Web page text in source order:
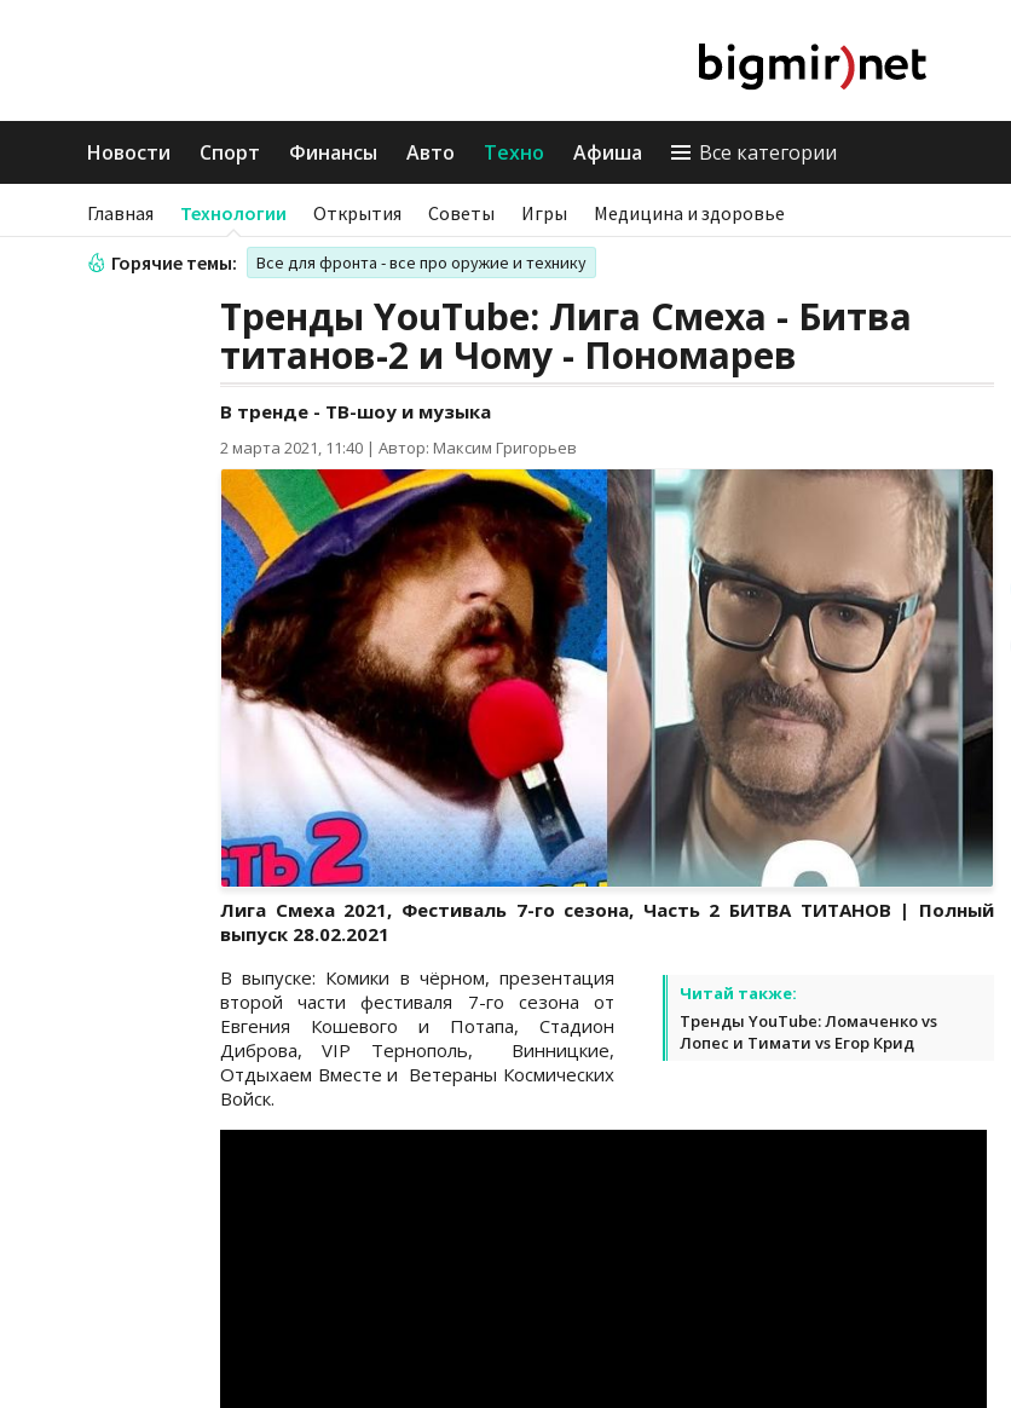
Новости Спорт Финансы Авто Техно Афиша Все категории
Главная Технологии Открытия Советы Игры Медицина и здоровье
Горячие темы: Все для фронта - все про оружие и технику
Тренды YouTube: Лига Смеха - Битва
титанов-2 и Чому - Пономарев
В тренде - ТВ-шоу и музыка
2 марта 2021, 11:40 | Автор: Максим Григорьев
Лига Смеха 2021, Фестиваль 7-го сезона, Часть 2 БИТВА ТИТАНОВ | Полный
выпуск 28.02.2021
Читай также:
Тренды YouTube: Ломаченко vs
Лопес и Тимати vs Егор Крид
В выпуске:​ Комики в чёрном, презентация
второй части фестиваля 7-го сезона от
Евгения Кошевого и Потапа, Стадион
Диброва, VIP Тернополь, Винницкие,
Отдыхаем Вместе и Ветераны Космических
Войск.